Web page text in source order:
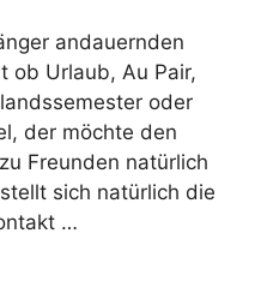
andauernden
ob Urlaub, Au Pair,
oder
der möchte den
Freunden natürlich
sich natürlich die
…